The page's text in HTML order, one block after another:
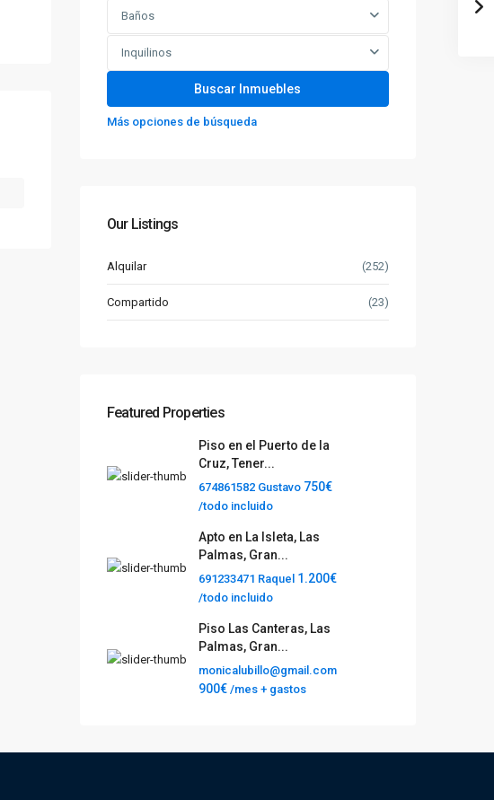
Baños
Inquilinos
Más opciones de búsqueda
Our Listings
Alquilar (252)
Compartido (23)
Featured Properties
Piso en el Puerto de la
Cruz, Tener...
674861582 Gustavo 750€
/todo incluido
Apto en La Isleta, Las
Palmas, Gran...
691233471 Raquel 1.200€
/todo incluido
Piso Las Canteras, Las
Palmas, Gran...
monicalubillo@gmail.com
900€ /mes + gastos